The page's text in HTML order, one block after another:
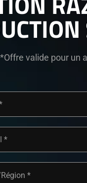
*Offre valide pour un